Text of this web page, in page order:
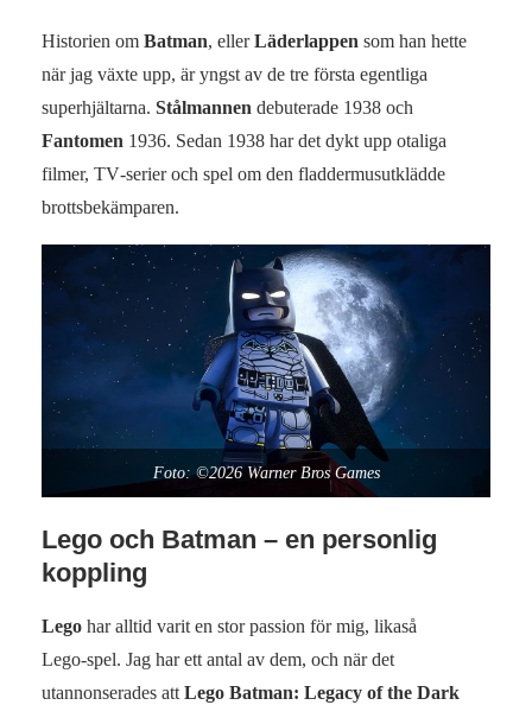
Historien om Batman, ellerLäderlappen som han hette
när jag växte upp, är yngst av de tre första egentliga
superhjältarna. Stålmannen debuterade 1938 och
Fantomen 1936. Sedan 1938 har det dykt upp otaliga
filmer, TV‑serier och spel om den fladdermusutklädde
brottsbekämparen.
Foto: ©2026 Warner Bros Games
Lego och Batman – en personlig
koppling
Lego har alltid varit en stor passion för mig, likaså
Lego‑spel. Jag har ett antal av dem, och när det
utannonserades att Lego Batman: Legacy of the Dark